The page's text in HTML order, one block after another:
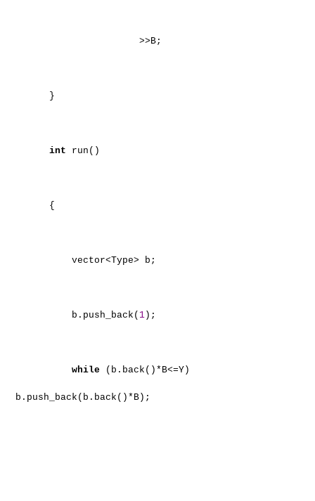
>>B;
}
int run()
{
vector<Type> b;
b.push_back( 1 );
while (b.back()*B<=Y)
b.push_back(b.back()*B);